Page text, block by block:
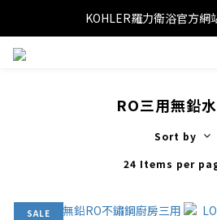
KOHLER羅力衛浴官方網
RO三用無鉛
Sort by
24 Items per
SALE